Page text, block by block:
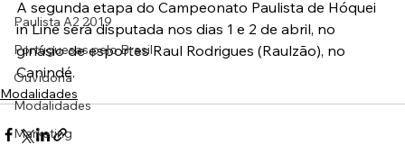
Paulista A2 2019
Portuguesas pelo Brasil
Ouvidoria
Modalidades
Marketing
A segunda etapa do Campeonato Paulista de Hóquei
in Line será disputada nos dias 1 e 2 de abril, no
ginásio de esportes Raul Rodrigues (Raulzão), no
Canindé.
Modalidades